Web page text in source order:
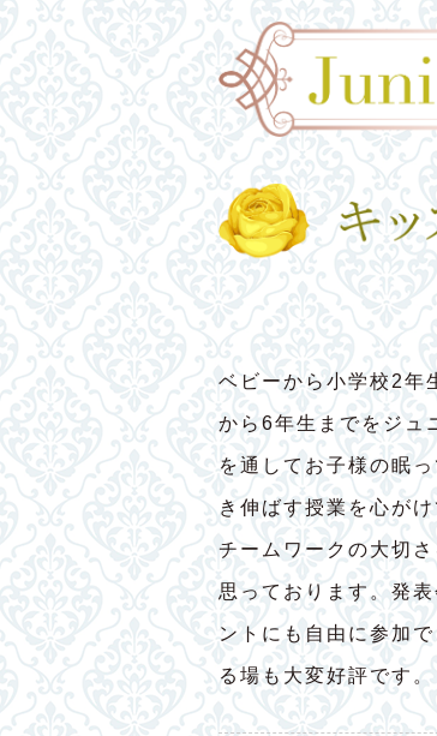
ベビーから小学校2年
から6年生までをジュ
を通してお子様の眠
き伸ばす授業を心が
チームワークの大切
思っております。発
ントにも自由に参加
る場も大変好評です。